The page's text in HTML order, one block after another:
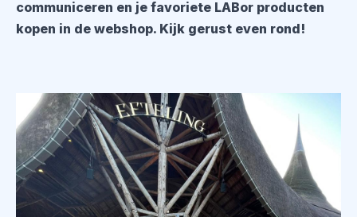
communiceren en je favoriete LABor producten
kopen in de webshop. Kijk gerust even rond!